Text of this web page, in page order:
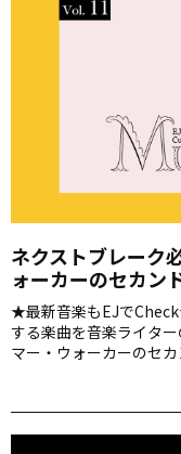
ネクストブレーク
ォーカーのセカン
★最新音楽もEJで
する楽曲を音楽ライタ
マー・ウォーカーのセ